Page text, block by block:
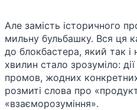
Але замість історичного
мильну бульбашку. Вся ця
до блокбастера, який так
хвилин стало зрозуміло:
промов, жодних
розмиті слова про
«взаєморозуміння».